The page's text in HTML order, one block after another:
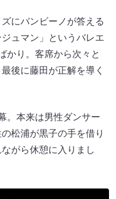
にバンビーノが答える
ュマン」というバレエ
かり。客席から次々と
後に藤田が正解を導く
。本来は男性ダンサー
松浦が黒子の手を借り
がら休憩に入りまし